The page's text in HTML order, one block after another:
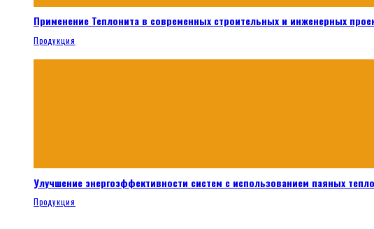
Применение Теплонита в современных строительных и инженерных
Продукция
Улучшение энергоэффективности систем с использованием паяных
Продукция